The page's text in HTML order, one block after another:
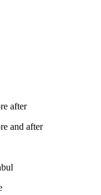
after
and after